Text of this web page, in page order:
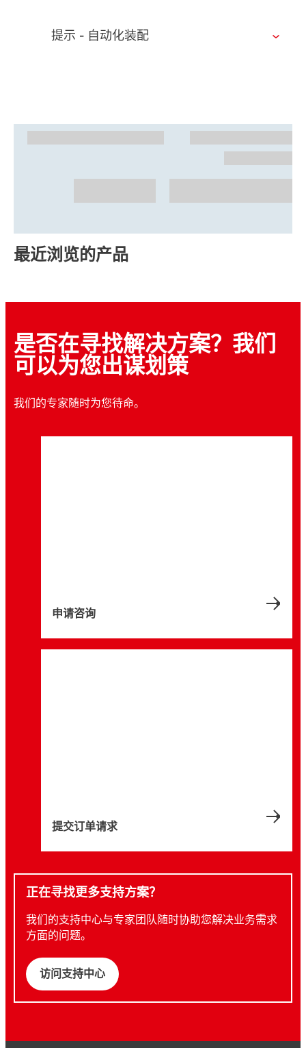
提示 - 自动化装配
最近浏览的产品
是否在寻找解决方案？我们
可以为您出谋划策
我们的专家随时为您待命。
申请咨询
提交订单请求
正在寻找更多支持方案？
我们的支持中心与专家团队随时协助您解决业务需求
方面的问题。
访问支持中心